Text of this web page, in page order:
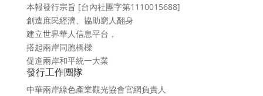
本報發行宗旨 [台內社團字第1110015688]
創造庶民經濟、協助窮人翻身
建立世界華人信息平台，
搭起兩岸同胞橋樑
促進兩岸和平統一大業
發行工作團隊
中華兩岸綠色產業觀光協會官網負責人